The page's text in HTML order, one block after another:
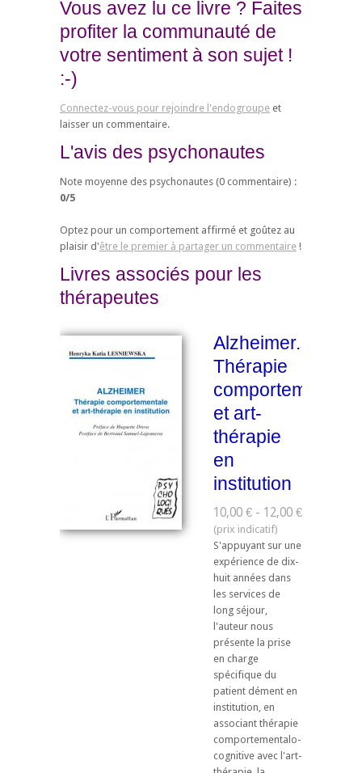
Vous avez lu ce livre ? Faites
profiter la communauté de
votre sentiment à son sujet !
:-)
Connectez-vous pour rejoindre l'endogroupe et
laisser un commentaire.
L'avis des psychonautes
Note moyenne des psychonautes (0 commentaire) :
0/5
Optez pour un comportement affirmé et goûtez au
plaisir d'être le premier à partager un commentaire !
Livres associés pour les
thérapeutes
Alzheimer.
Thérapie
comportementale
et art-
thérapie
en
institution
10,00 € - 12,00 €
S'appuyant sur une
expérience de dix-
huit années dans
les services de
long séjour,
l'auteur nous
présente la prise
en charge
spécifique du
patient dément en
institution, en
associant thérapie
comportementalo-
cognitive avec l'art-